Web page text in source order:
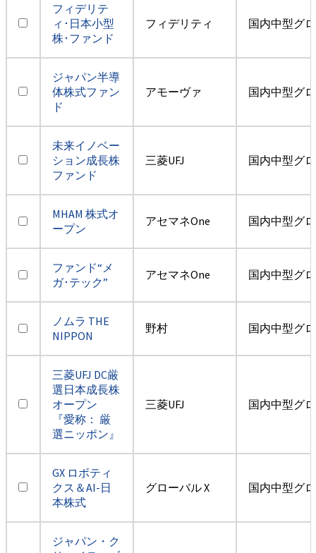
フィデリテ
ィ･日本小型
株･ファンド
フィデリティ 国内中型グ
ジャパン半導
体株式ファン
ド
アモーヴァ 国内中型グ
未来イノベー
ション成長株
ファンド
三菱UFJ 国内中型グ
MHAM 株式オ
ープン
アセマネOne 国内中型グ
ファンド“メ
ガ･テック”
アセマネOne 国内中型グ
ノムラ THE
NIPPON
野村 国内中型グ
三菱UFJ DC厳
選日本成長株
オープン
『愛称： 厳
選ニッポン』
三菱UFJ 国内中型グ
GX ロボティ
クス＆AI-日
本株式
グローバル X 国内中型グ
ジャパン・ク